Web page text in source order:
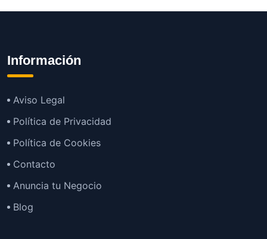
Información
Aviso Legal
Política de Privacidad
Política de Cookies
Contacto
Anuncia tu Negocio
Blog